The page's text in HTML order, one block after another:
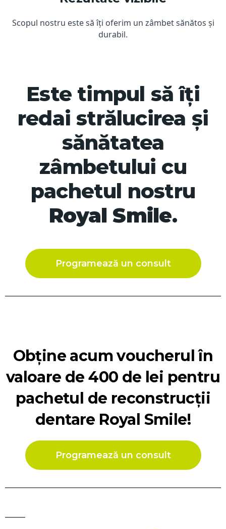
Scopul nostru este să îți oferim un zâmbet sănătos și
durabil.
Este timpul să îți
redai strălucirea și
sănătatea
zâmbetului cu
pachetul nostru
Royal Smile.
Programează un consult
Obține acum voucherul în
valoare de 400 de lei pentru
pachetul de reconstrucții
dentare Royal Smile!
Programează un consult